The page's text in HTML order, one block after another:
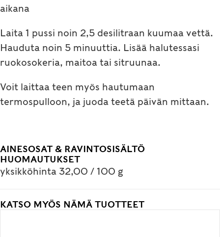
aikana
Laita 1 pussi noin 2,5 desilitraan kuumaa vettä.
Hauduta noin 5 minuuttia. Lisää halutessasi
ruokosokeria, maitoa tai sitruunaa.
Voit laittaa teen myös hautumaan
termospulloon, ja juoda teetä päivän mittaan.
AINESOSAT & RAVINTOSISÄLTÖ
HUOMAUTUKSET
yksikköhinta 32,00 / 100 g
KATSO MYÖS NÄMÄ TUOTTEET